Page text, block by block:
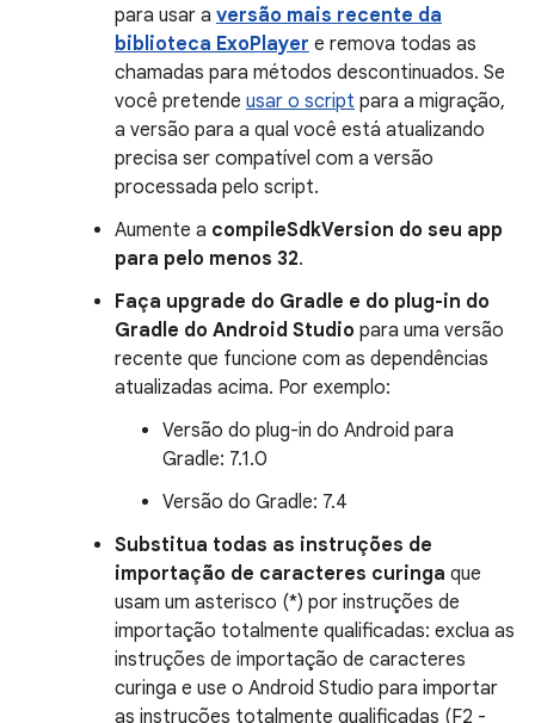
para usar a versão mais recente da
biblioteca ExoPlayer e remova todas as
chamadas para métodos descontinuados. Se
você pretende usar o script para a migração,
a versão para a qual você está atualizando
precisa ser compatível com a versão
processada pelo script.
Aumente a compileSdkVersion do seu app
para pelo menos 32.
Faça upgrade do Gradle e do plug-in do
Gradle do Android Studio para uma versão
recente que funcione com as dependências
atualizadas acima. Por exemplo:
Versão do plug-in do Android para
Gradle: 7.1.0
Versão do Gradle: 7.4
Substitua todas as instruções de
importação de caracteres curinga que
usam um asterisco (*) por instruções de
importação totalmente qualificadas: exclua as
instruções de importação de caracteres
curinga e use o Android Studio para importar
as instruções totalmente qualificadas (F2 -